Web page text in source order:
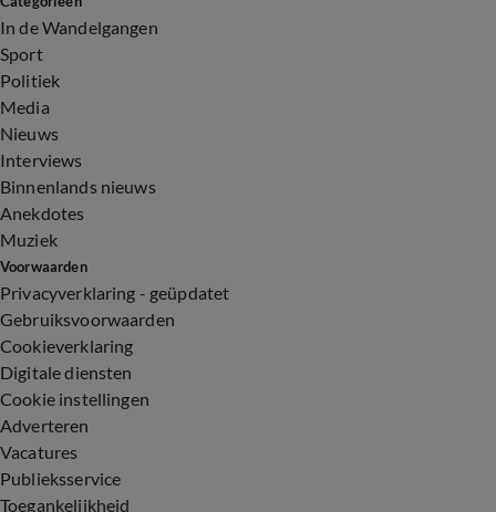
In de Wandelgangen
Sport
Politiek
Media
Nieuws
Interviews
Binnenlands nieuws
Anekdotes
Muziek
Voorwaarden
Privacyverklaring - geüpdatet
Gebruiksvoorwaarden
Cookieverklaring
Digitale diensten
Cookie instellingen
Adverteren
Vacatures
Publieksservice
Toegankelijkheid